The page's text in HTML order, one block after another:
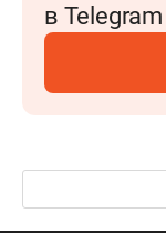
в Telegram